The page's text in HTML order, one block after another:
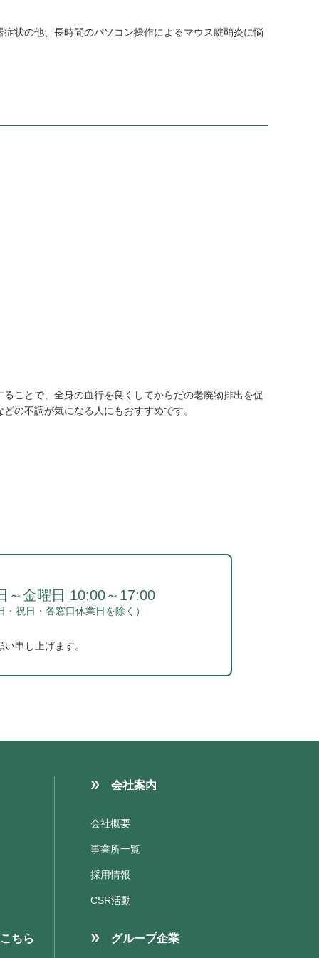
状の他、長時間のパソコン操作によるマウス腱鞘炎に悩
ことで、全身の血行を良くしてからだの老廃物排出を促
の不調が気になる人にもおすすめです。
～金曜日 10:00～17:00
・祝日・各窓口休業日を除く）
申し上げます。
ちら
会社案内
会社概要
事業所一覧
採用情報
CSR活動
グループ企業